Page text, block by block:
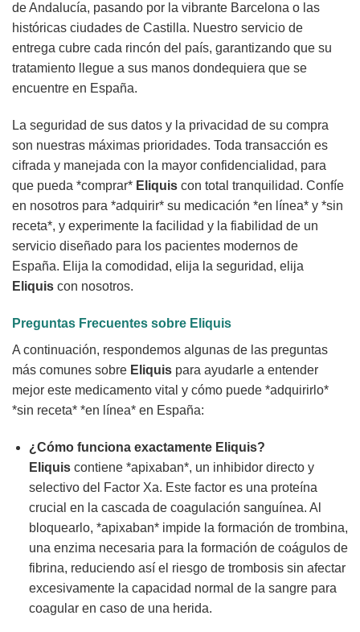
de Andalucía, pasando por la vibrante Barcelona o las
históricas ciudades de Castilla. Nuestro servicio de
entrega cubre cada rincón del país, garantizando que su
tratamiento llegue a sus manos dondequiera que se
encuentre en España.
La seguridad de sus datos y la privacidad de su compra
son nuestras máximas prioridades. Toda transacción es
cifrada y manejada con la mayor confidencialidad, para
que pueda *comprar* Eliquis con total tranquilidad. Confíe
en nosotros para *adquirir* su medicación *en línea* y *sin
receta*, y experimente la facilidad y la fiabilidad de un
servicio diseñado para los pacientes modernos de
España. Elija la comodidad, elija la seguridad, elija
Eliquis con nosotros.
Preguntas Frecuentes sobre Eliquis
A continuación, respondemos algunas de las preguntas
más comunes sobre Eliquis para ayudarle a entender
mejor este medicamento vital y cómo puede *adquirirlo*
*sin receta* *en línea* en España:
¿Cómo funciona exactamente Eliquis?
Eliquiscontiene *apixaban*, un inhibidor directo y
selectivo del Factor Xa. Este factor es una proteína
crucial en la cascada de coagulación sanguínea. Al
bloquearlo, *apixaban* impide la formación de trombina,
una enzima necesaria para la formación de coágulos de
fibrina, reduciendo así el riesgo de trombosis sin afectar
excesivamente la capacidad normal de la sangre para
coagular en caso de una herida.